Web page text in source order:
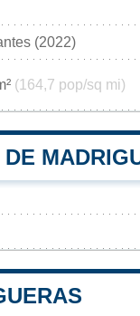
(2022)
(164,7 pop/sq mi)